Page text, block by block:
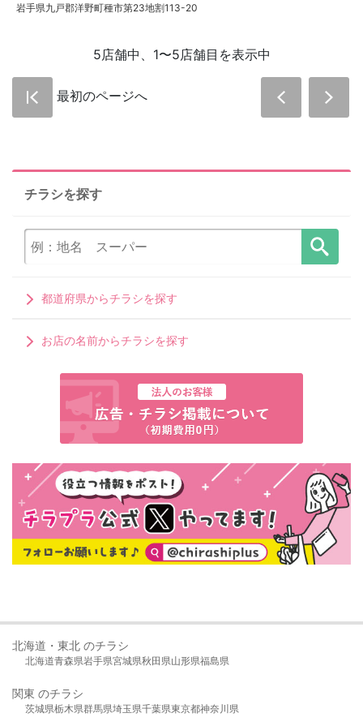
岩手県九戸郡洋野町種市第23地割113-20
5店舗中、1〜5店舗目を表示中
最初のページへ
チラシを探す
都道府県からチラシを探す
お店の名前からチラシを探す
北海道・東北 のチラシ
北海道青森県岩手県宮城県秋田県山形県福島県
関東 のチラシ
茨城県栃木県群馬県埼玉県千葉県東京都神奈川県